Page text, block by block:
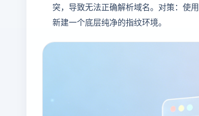
突，导致无法正确解析域名。对策：使用
新建一个底层纯净的指纹环境。